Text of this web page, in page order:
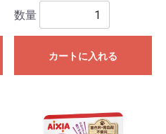
数量
カートに入れる